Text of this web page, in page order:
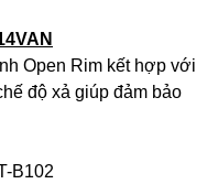
Open Rim kết hợp với
độ xả giúp đảm bảo
B102